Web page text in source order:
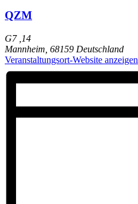
QZM
G7 ,14
Mannheim 68159 Deutschland
Veranstaltungsort-Website anzeigen